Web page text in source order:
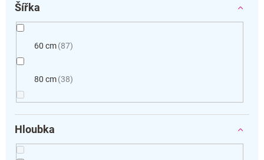
Šířka
60 cm 87
80 cm 38
Hloubka